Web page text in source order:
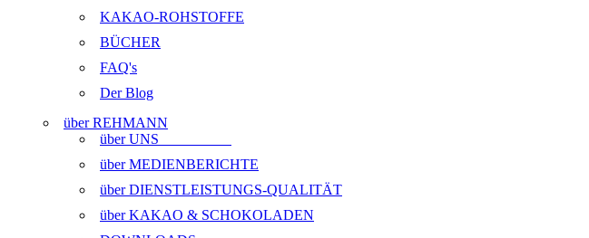
KAKAO-ROHSTOFFE
BÜCHER
FAQ's
Der Blog
über REHMANN
über UNS
über MEDIENBERICHTE
über DIENSTLEISTUNGS-QUALITÄT
über KAKAO & SCHOKOLADEN